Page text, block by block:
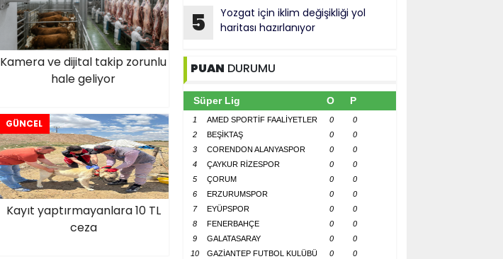
Kamera ve dijital takip zorunlu
hale geliyor
GÜNCEL
Kayıt yaptırmayanlara 10 TL
ceza
5
Yozgat için iklim değişikliği yol
haritası hazırlanıyor
PUAN DURUMU
Süper Lig O P
1 AMED SPORTİF FAALİYETLER 0
0
2
BEŞİKTAŞ 0
0
3
CORENDON ALANYASPOR 0
0
4
ÇAYKUR RİZESPOR 0
0
5
ÇORUM 0
0
6
ERZURUMSPOR 0
0
7
EYÜPSPOR 0
0
8
FENERBAHÇE 0
0
9
GALATASARAY 0
0
10
GAZİANTEP FUTBOL KULÜBÜ 0
0